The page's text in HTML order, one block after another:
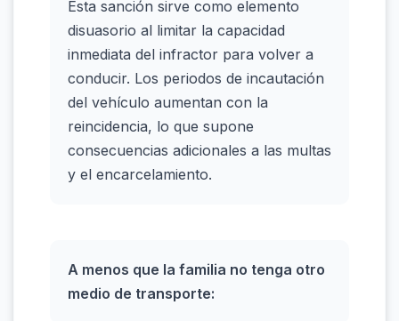
Esta sanción sirve como elemento
disuasorio al limitar la capacidad
inmediata del infractor para volver a
conducir. Los periodos de incautación
del vehículo aumentan con la
reincidencia, lo que supone
consecuencias adicionales a las multas
y el encarcelamiento.
A menos que la familia no tenga otro
medio de transporte: